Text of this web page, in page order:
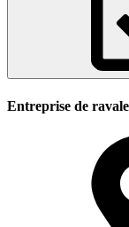
Entreprise de